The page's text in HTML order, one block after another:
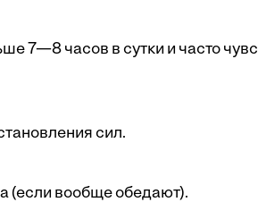
7—8 часов в сутки и часто
сил.
(если вообще обедают).